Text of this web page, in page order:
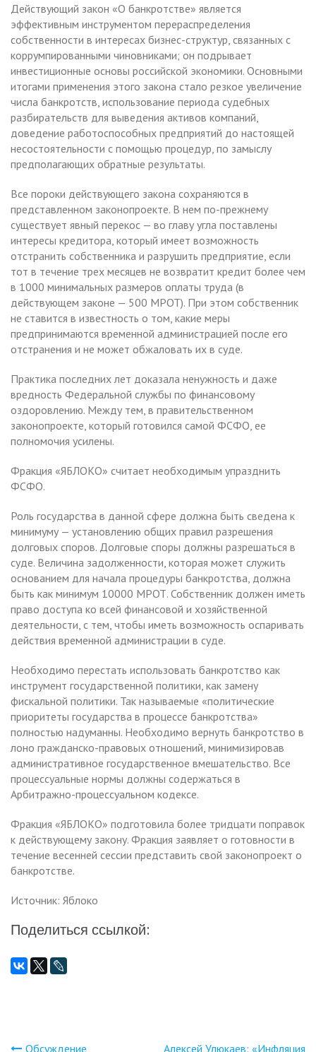
Действующий закон «О банкротстве» является
эффективным инструментом перераспределения
собственности в интересах бизнес-структур, связанных с
коррумпированными чиновниками; он подрывает
инвестиционные основы российской экономики. Основными
итогами применения этого закона стало резкое увеличение
числа банкротств, использование периода судебных
разбирательств для выведения активов компаний,
доведение работоспособных предприятий до настоящей
несостоятельности с помощью процедур, по замыслу
предполагающих обратные результаты.
Все пороки действующего закона сохраняются в
представленном законопроекте. В нем по-прежнему
существует явный перекос — во главу угла поставлены
интересы кредитора, который имеет возможность
отстранить собственника и разрушить предприятие, если
тот в течение трех месяцев не возвратит кредит более чем
в 1000 минимальных размеров оплаты труда (в
действующем законе — 500 МРОТ). При этом собственник
не ставится в известность о том, какие меры
предпринимаются временной администрацией после его
отстранения и не может обжаловать их в суде.
Практика последних лет доказала ненужность и даже
вредность Федеральной службы по финансовому
оздоровлению. Между тем, в правительственном
законопроекте, который готовился самой ФСФО, ее
полномочия усилены.
Фракция «ЯБЛОКО» считает необходимым упразднить
ФСФО.
Роль государства в данной сфере должна быть сведена к
минимуму — установлению общих правил разрешения
долговых споров. Долговые споры должны разрешаться в
суде. Величина задолженности, которая может служить
основанием для начала процедуры банкротства, должна
быть как минимум 10000 МРОТ. Собственник должен иметь
право доступа ко всей финансовой и хозяйственной
деятельности, с тем, чтобы иметь возможность оспаривать
действия временной администрации в суде.
Необходимо перестать использовать банкротство как
инструмент государственной политики, как замену
фискальной политики. Так называемые «политические
приоритеты государства в процессе банкротства»
полностью надуманны. Необходимо вернуть банкротство в
лоно гражданско-правовых отношений, минимизировав
административное государственное вмешательство. Все
процессуальные нормы должны содержаться в
Арбитражно-процессуальном кодексе.
Фракция «ЯБЛОКО» подготовила более тридцати поправок
к действующему закону. Фракция заявляет о готовности в
течение весенней сессии представить свой законопроект о
банкротстве.
Источник: Яблоко
Поделиться ссылкой:
Обсуждение Алексей Улюкаев: «Инфляция